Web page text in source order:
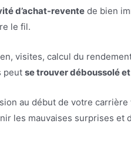
d’achat-revente de bien
le fil.
visites, calcul du
peutse trouver déboussolé
au début de votre
les mauvaises surprises et